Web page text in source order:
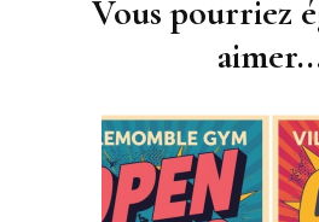
Vous pourriez